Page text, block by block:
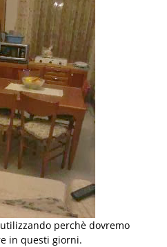
perchè dovremo
in questi giorni.